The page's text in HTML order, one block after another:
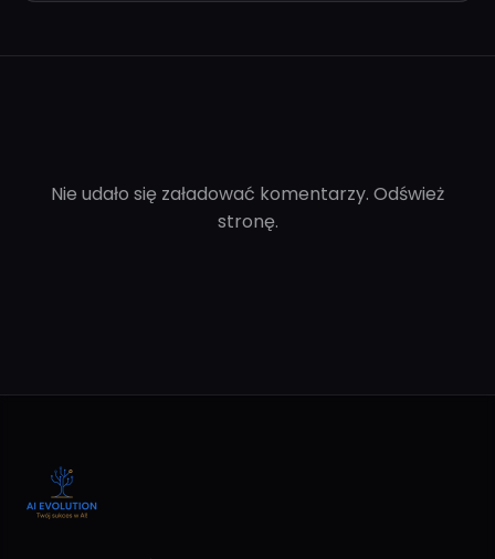
Nie udało się załadować komentarzy. Odśwież
stronę.